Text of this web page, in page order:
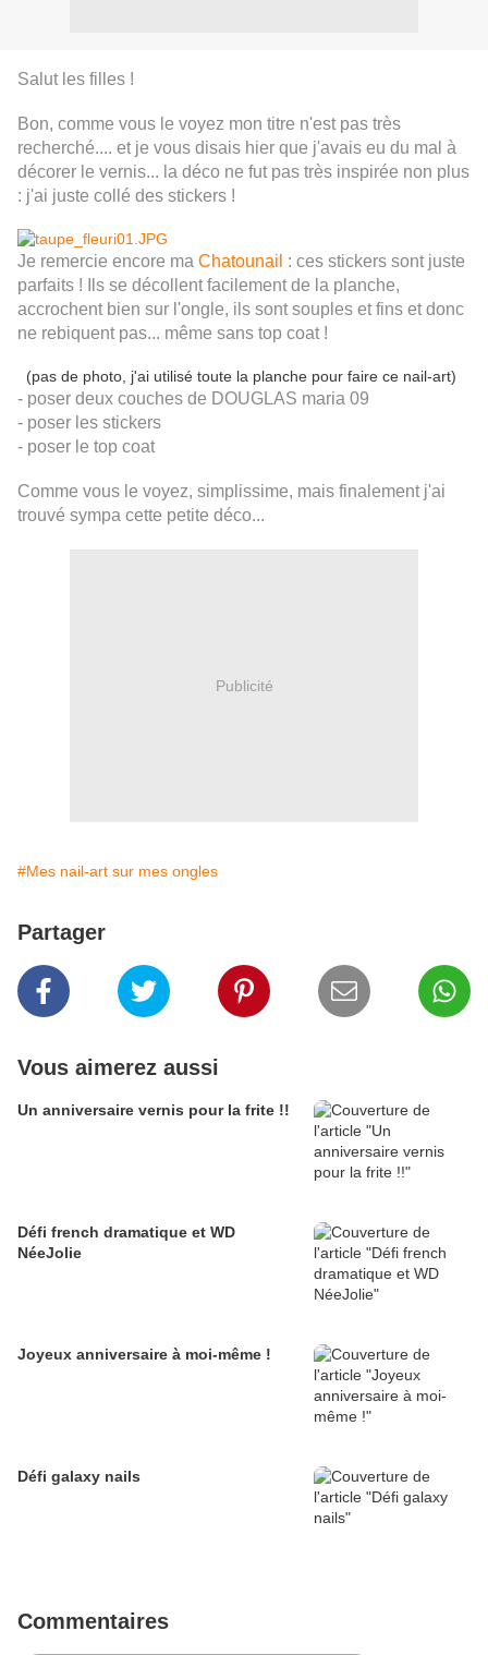
Salut les filles !
Bon, comme vous le voyez mon titre n'est pas très
recherché.... et je vous disais hier que j'avais eu du mal à
décorer le vernis... la déco ne fut pas très inspirée non plus
: j'ai juste collé des stickers !
Je remercie encore ma Chatounail : ces stickers sont juste
parfaits ! Ils se décollent facilement de la planche,
accrochent bien sur l'ongle, ils sont souples et fins et donc
ne rebiquent pas... même sans top coat !
(pas de photo, j'ai utilisé toute la planche pour faire ce nail-art)
- poser deux couches de DOUGLAS maria 09
- poser les stickers
- poser le top coat
Comme vous le voyez, simplissime, mais finalement j'ai
trouvé sympa cette petite déco...
Publicité
#Mes nail-art sur mes ongles
Partager
Vous aimerez aussi
Un anniversaire vernis pour la frite !!
Défi french dramatique et WD
NéeJolie
Joyeux anniversaire à moi-même !
Défi galaxy nails
Commentaires